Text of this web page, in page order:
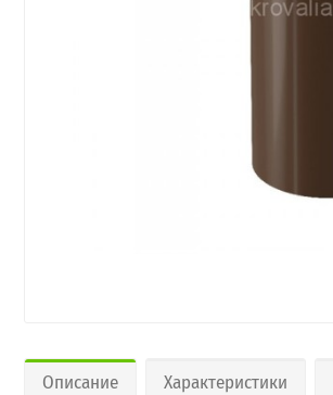
Описание Характеристики